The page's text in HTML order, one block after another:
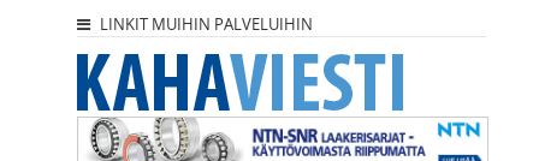
LINKIT MUIHIN PALVELUIHIN